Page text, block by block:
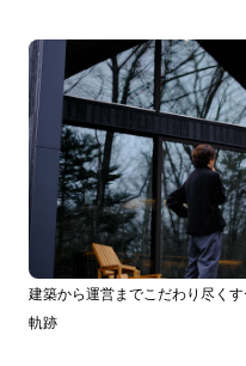
建築から運営までこだわり尽く
軌跡